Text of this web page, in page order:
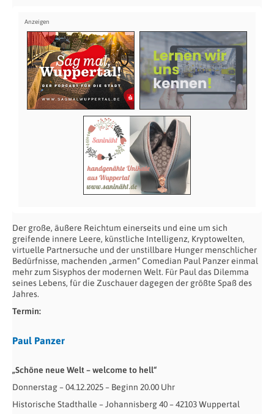
Der große, äußere Reichtum einerseits und eine um sich
greifende innere Leere, künstliche Intelligenz, Kryptowelten,
virtuelle Partnersuche und der unstillbare Hunger menschlicher
Bedürfnisse, machenden „armen“ Comedian Paul Panzer einmal
mehr zum Sisyphos der modernen Welt. Für Paul das Dilemma
seines Lebens, für die Zuschauer dagegen der größte Spaß des
Jahres.
Termin:
Paul Panzer
„Schöne neue Welt – welcome to hell“
Donnerstag – 04.12.2025 – Beginn 20.00 Uhr
Historische Stadthalle – Johannisberg 40 – 42103 Wuppertal